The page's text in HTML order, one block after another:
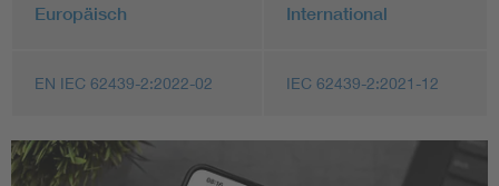
Europäisch International
EN IEC 62439-2:2022-02 IEC 62439-2:2021-12